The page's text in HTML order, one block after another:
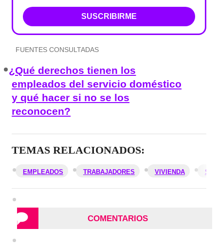
SUSCRIBIRME
FUENTES CONSULTADAS
¿Qué derechos tienen los
empleados del servicio doméstico
y qué hacer si no se los
reconocen?
TEMAS RELACIONADOS:
EMPLEADOS TRABAJADORES VIVIENDA
COMENTARIOS